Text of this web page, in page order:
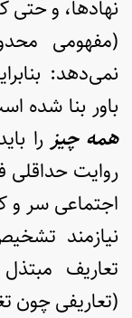
نهادها، و
(مفهومی
نمی‌دهد:
باور بنا شده
همه چیزرا
روایت حداقلی
اجتماعی سر و
نیازمند
تعاریف
(تعاریفی چون